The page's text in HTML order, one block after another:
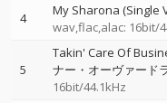
4 My Sharona (Single
wav,flac,alac: 16bit/
5
Takin' Care Of
ナー・オーヴァード
16bit/44.1kHz